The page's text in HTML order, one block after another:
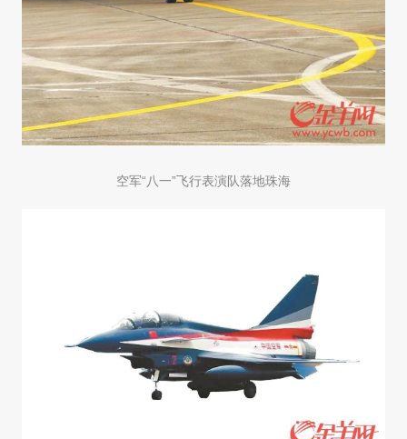
空军“八一”飞行表演队落地珠海